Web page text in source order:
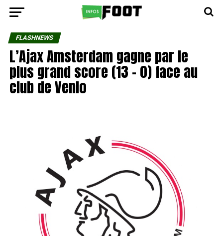
FLASHNEWS
L’Ajax Amsterdam gagne par le
plus grand score (13 – 0) face au
club de Venlo